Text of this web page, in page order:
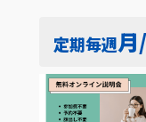
定期毎週月